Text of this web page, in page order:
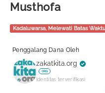
Musthofa
Kadaluwarsa, Melewati Batas
Penggalang Dana Oleh
zakatkita.org
ORG
Identitas terverifikasi